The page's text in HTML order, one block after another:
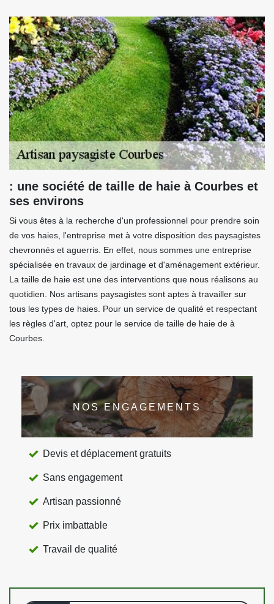
: une société de taille de haie à Courbes et
ses environs
Si vous êtes à la recherche d'un professionnel pour prendre soin
de vos haies, l'entreprise met à votre disposition des paysagistes
chevronnés et aguerris. En effet, nous sommes une entreprise
spécialisée en travaux de jardinage et d'aménagement extérieur.
La taille de haie est une des interventions que nous réalisons au
quotidien. Nos artisans paysagistes sont aptes à travailler sur
tous les types de haies. Pour un service de qualité et respectant
les règles d'art, optez pour le service de taille de haie de à
Courbes.
NOS ENGAGEMENTS
Devis et déplacement gratuits
Sans engagement
Artisan passionné
Prix imbattable
Travail de qualité